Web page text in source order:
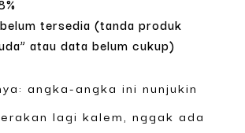
belum tersedia (tanda produk
atau data belum cukup)
angka-angka ini nunjukin
lagi kalem, nggak ada